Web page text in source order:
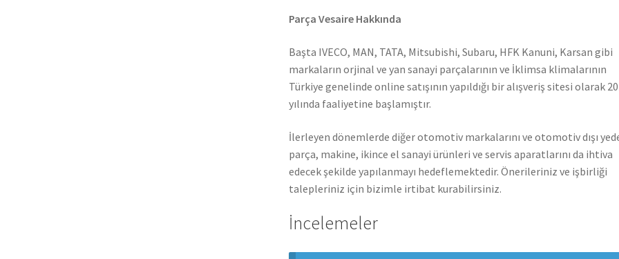
Parça Vesaire Hakkında
Başta IVECO, MAN, TATA, Mitsubishi, Subaru, HFK Kanuni, Karsan gibi
markaların orjinal ve yan sanayi parçalarının ve İklimsa klimalarının
Türkiye genelinde online satışının yapıldığı bir alışveriş sitesi olarak
yılında faaliyetine başlamıştır.
İlerleyen dönemlerde diğer otomotiv markalarını ve otomotiv dışı
parça, makine, ikince el sanayi ürünleri ve servis aparatlarını da ihtiva
edecek şekilde yapılanmayı hedeflemektedir. Önerileriniz ve işbirliği
talepleriniz için bizimle irtibat kurabilirsiniz.
İncelemeler